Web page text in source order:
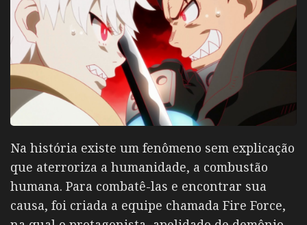
Na história existe um fenômeno sem explicação
que aterroriza a humanidade, a combustão
humana. Para combatê-las e encontrar sua
causa, foi criada a equipe chamada Fire Force,